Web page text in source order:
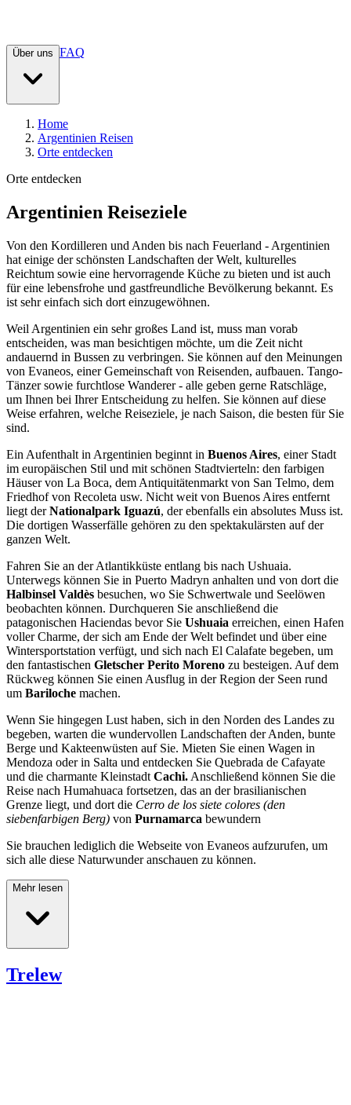
Über uns FAQ
Home
Argentinien Reisen
Orte entdecken
Orte entdecken
Argentinien Reiseziele
Von den Kordilleren und Anden bis nach Feuerland - Argentinien
hat einige der schönsten Landschaften der Welt, kulturelles
Reichtum sowie eine hervorragende Küche zu bieten und ist auch
für eine lebensfrohe und gastfreundliche Bevölkerung bekannt. Es
ist sehr einfach sich dort einzugewöhnen.
Weil Argentinien ein sehr großes Land ist, muss man vorab
entscheiden, was man besichtigen möchte, um die Zeit nicht
andauernd in Bussen zu verbringen. Sie können auf den Meinungen
von Evaneos, einer Gemeinschaft von Reisenden, aufbauen. Tango-
Tänzer sowie furchtlose Wanderer - alle geben gerne Ratschläge,
um Ihnen bei Ihrer Entscheidung zu helfen. Sie können auf diese
Weise erfahren, welche Reiseziele, je nach Saison, die besten für Sie
sind.
Ein Aufenthalt in Argentinien beginnt in Buenos Aires, einer Stadt
im europäischen Stil und mit schönen Stadtvierteln: den farbigen
Häuser von La Boca, dem Antiquitätenmarkt von San Telmo, dem
Friedhof von Recoleta usw. Nicht weit von Buenos Aires entfernt
liegt derNationalpark Iguazú, der ebenfalls ein absolutes Muss ist.
Die dortigen Wasserfälle gehören zu den spektakulärsten auf der
ganzen Welt.
Fahren Sie an der Atlantikküste entlang bis nach Ushuaia.
Unterwegs können Sie in Puerto Madryn anhalten und von dort die
Halbinsel Valdès besuchen, wo Sie Schwertwale und Seelöwen
beobachten können. Durchqueren Sie anschließend die
patagonischen Haciendas bevor Sie Ushuaia erreichen, einen Hafen
voller Charme, der sich am Ende der Welt befindet und über eine
Wintersportstation verfügt, und sich nach El Calafate begeben, um
den fantastischen Gletscher Perito Moreno zu besteigen. Auf dem
Rückweg können Sie einen Ausflug in der Region der Seen rund
um Bariloche machen.
Wenn Sie hingegen Lust haben, sich in den Norden des Landes zu
begeben, warten die wundervollen Landschaften der Anden, bunte
Berge und Kakteenwüsten auf Sie. Mieten Sie einen Wagen in
Mendoza oder in Salta und entdecken Sie Quebrada de Cafayate
und die charmante Kleinstadt Cachi. Anschließend können Sie die
Reise nach Humahuaca fortsetzen, das an der brasilianischen
Grenze liegt, und dort die Cerro de los siete colores (den
siebenfarbigen Berg) von Purnamarca bewundern
Sie brauchen lediglich die Webseite von Evaneos aufzurufen, um
sich alle diese Naturwunder anschauen zu können.
Mehr lesen
Trelew